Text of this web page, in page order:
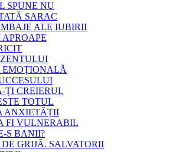
SPUNE NU
SARAC
ALE IUBIRII
ȚI CREIERUL
TOTUL
ANXIETĂȚII
FI VULNERABIL
S BANII?
GRIJĂ. SALVATORII